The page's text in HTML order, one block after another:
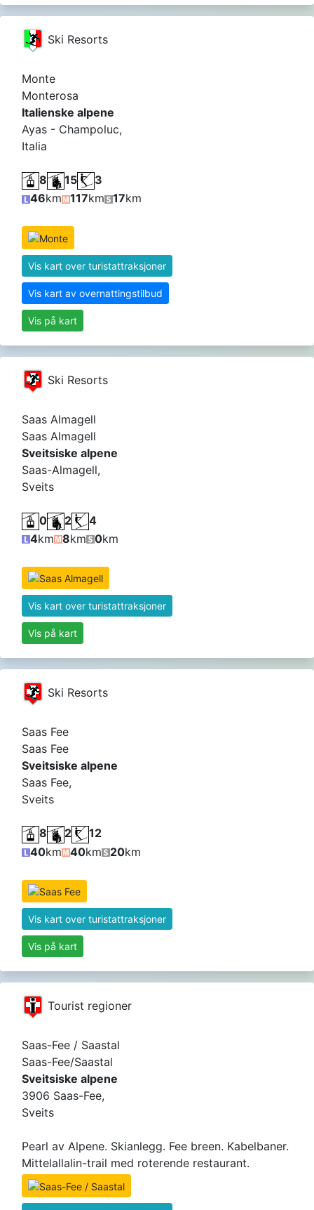
Ski Resorts
Monte
Monterosa
Italienske alpene
Ayas - Champoluc,
Italia
8 15
3
46km 117km 17km
Vis kart over turistattraksjoner
Vis kart av overnattingstilbud
Vis på kart
Ski Resorts
Saas Almagell
Saas Almagell
Sveitsiske alpene
Saas-Almagell,
Sveits
0 2
4
4km 8km 0km
Vis kart over turistattraksjoner
Vis på kart
Ski Resorts
Saas Fee
Saas Fee
Sveitsiske alpene
Saas Fee,
Sveits
8 2
12
40km 40km 20km
Vis kart over turistattraksjoner
Vis på kart
Tourist regioner
Saas-Fee / Saastal
Saas-Fee/Saastal
Sveitsiske alpene
3906 Saas-Fee,
Sveits
Pearl av Alpene. Skianlegg. Fee breen. Kabelbaner.
Mittelallalin-trail med roterende restaurant.